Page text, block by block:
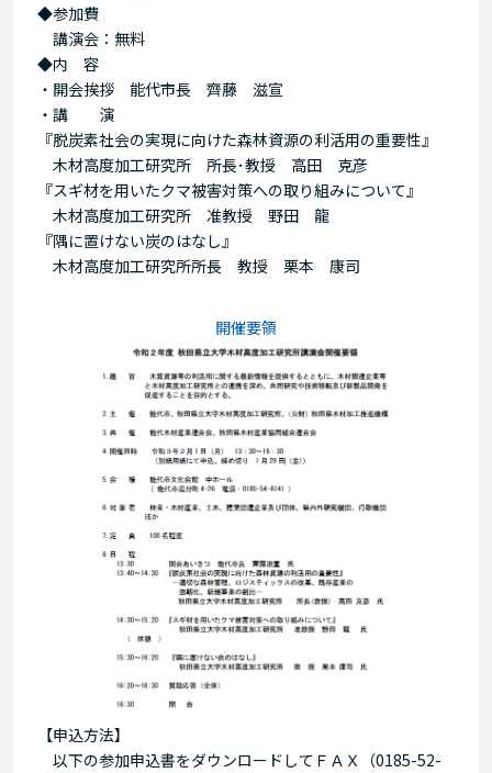
◆参加費
講演会：無料
◆内 容
・開会挨拶 能代市長 齊藤 滋宣
・講 演
『脱炭素社会の実現に向けた森林資源の利活用の重要性』
木材高度加工研究所 所長･教授 高田 克彦
『スギ材を用いたクマ被害対策への取り組みについて』
木材高度加工研究所 准教授 野田 龍
『隅に置けない炭のはなし』
木材高度加工研究所所長 教授 栗本 康司
開催要領
【申込方法】
以下の参加申込書をダウンロードしてＦＡＸ（0185-52-